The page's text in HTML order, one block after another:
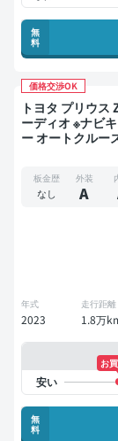
無
料
価格交渉OK
トヨタ プリウス Z 禁煙車 整備記録簿あり ディスプレ
ーディオ ※ナビ
ー オートクルー
板金歴
なし
外装
A
年式
2023
走行距離
1.8万
お
無
料